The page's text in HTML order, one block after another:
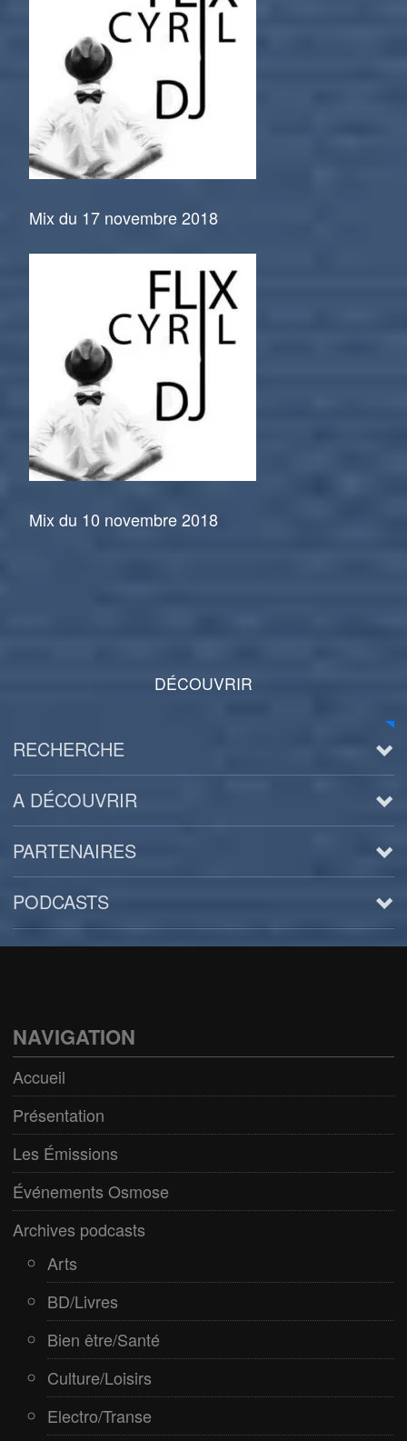
Mix du 17 novembre 2018
Mix du 10 novembre 2018
DÉCOUVRIR
RECHERCHE
A DÉCOUVRIR
PARTENAIRES
PODCASTS
Bien être/Santé
Culture/Loisirs
Electro/Transe
Paranormal
Pop/Rock
Rap
Spiritualité
NAVIGATION
Accueil
Présentation
Les Émissions
Événements Osmose
Archives podcasts
Arts
BD/Livres
Bien être/Santé
Culture/Loisirs
Electro/Transe